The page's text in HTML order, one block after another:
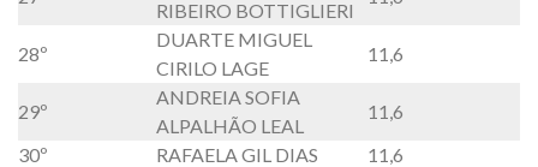
RIBEIRO BOTTIGLIERI
28º
DUARTE MIGUEL
CIRILO LAGE
11,6
29º
ANDREIA SOFIA
ALPALHÃO LEAL
11,6
30º
RAFAELA GIL DIAS
11,6